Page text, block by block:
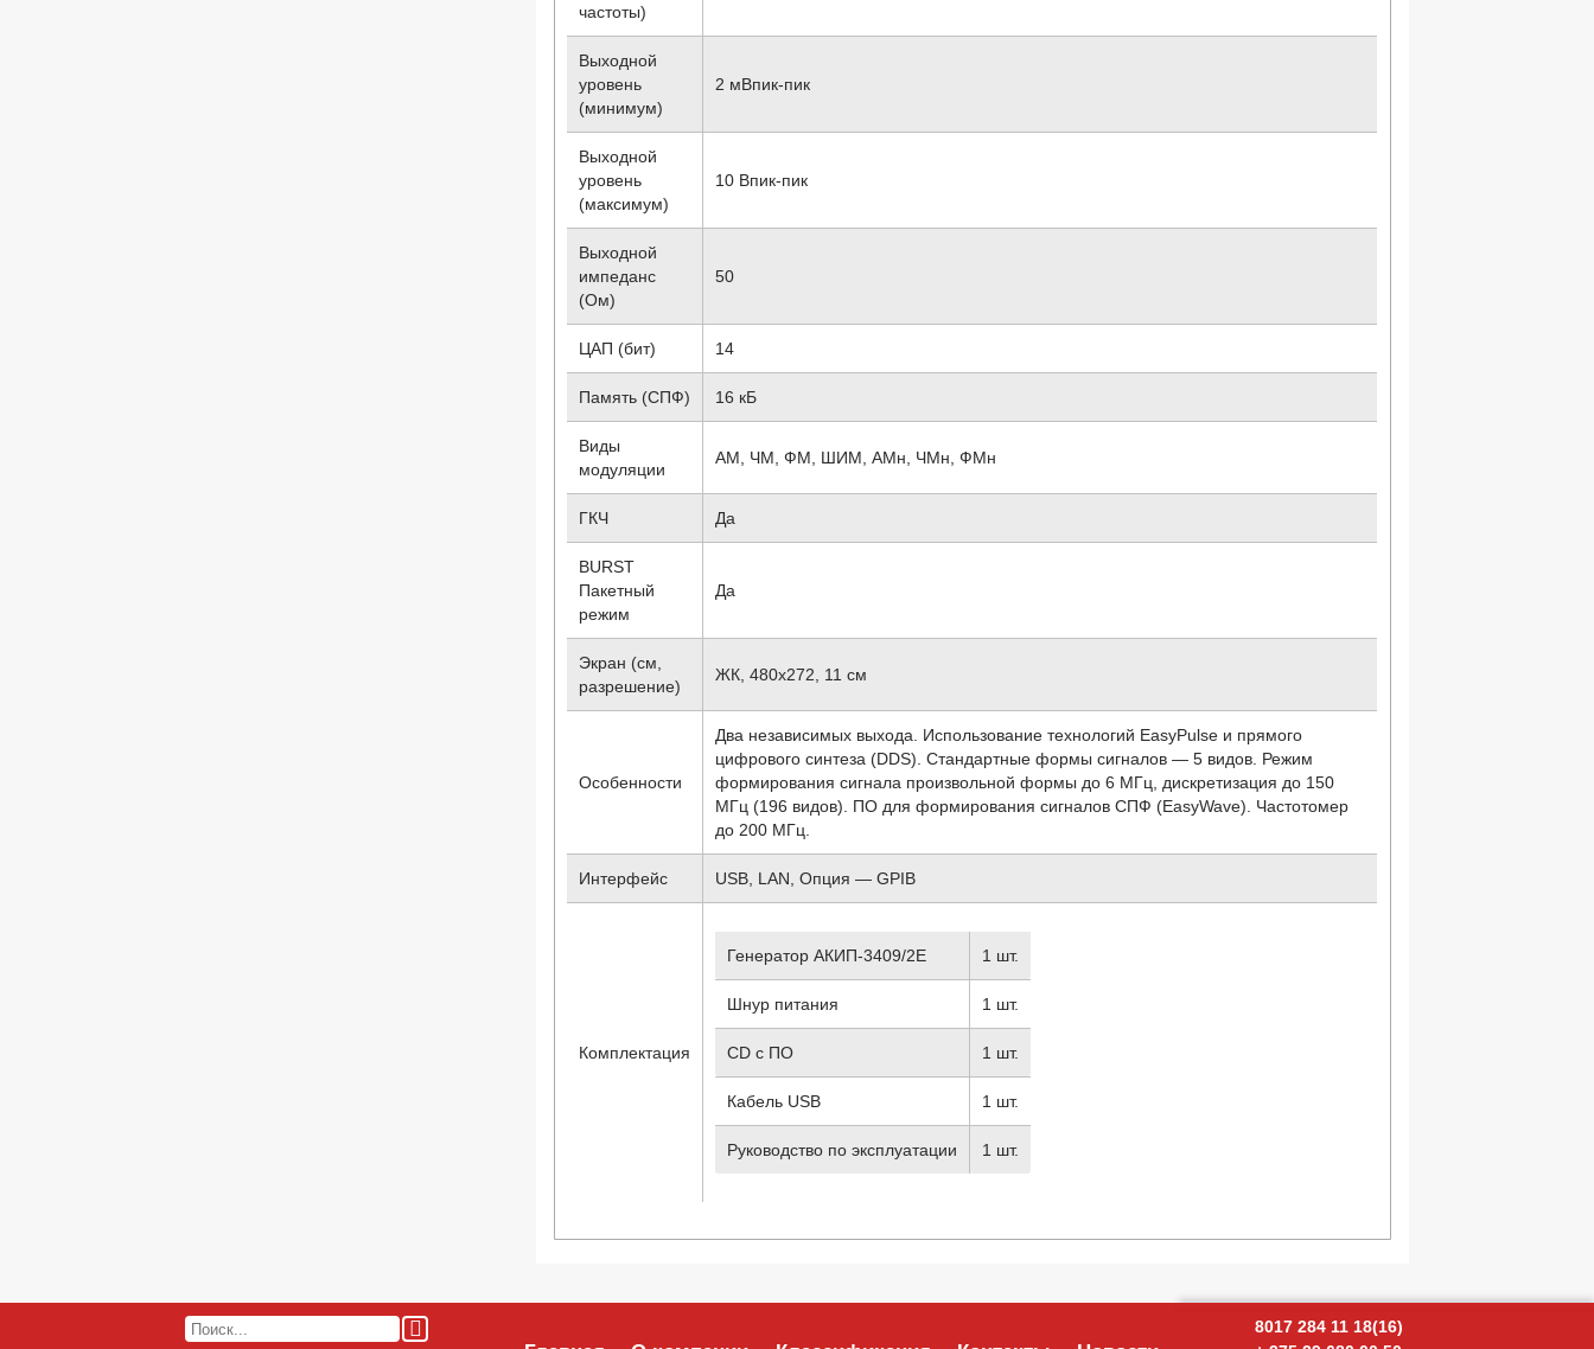
частоты)
Выходной
уровень
(минимум)
2 мВпик-пик
Выходной
уровень
(максимум)
10 Впик-пик
Выходной
импеданс
(Ом)
50
ЦАП (бит) 14
Память (СПФ) 16 кБ
Виды
модуляции
АМ, ЧМ, ФМ, ШИМ, АМн, ЧМн, ФМн
ГКЧ Да
BURST
Пакетный
режим
Да
Экран (см,
разрешение)
ЖК, 480х272, 11 см
Особенности
Два независимых выхода. Использование технологий EasyPulse и прямого
цифрового синтеза (DDS). Стандартные формы сигналов — 5 видов. Режим
формирования сигнала произвольной формы до 6 МГц, дискретизация до 150
МГц (196 видов). ПО для формирования сигналов СПФ (EasyWave). Частотомер
до 200 МГц.
Интерфейс USB, LAN, Опция — GPIB
Комплектация
Генератор АКИП-3409/2Е 1 шт.
Шнур питания 1 шт.
CD с ПО 1 шт.
Кабель USB 1 шт.
Руководство по эксплуатации 1 шт.
8017 284 11 18(16)